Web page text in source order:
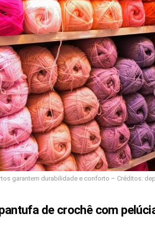
garantem durabilidade e conforto – Créditos:
de crochê com